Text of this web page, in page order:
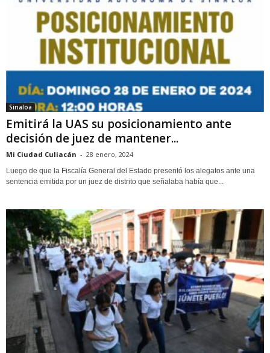
Sinaloa
Emitirá la UAS su posicionamiento ante
decisión de juez de mantener...
Mi Ciudad Culiacán - 28 enero, 2024
Luego de que la Fiscalía General del Estado presentó los alegatos ante una
sentencia emitida por un juez de distrito que señalaba había que...